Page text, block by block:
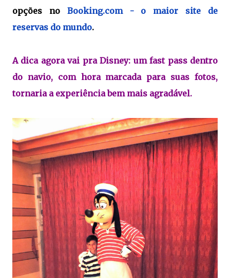
opções no Booking.com - o maior site de
reservas do mundo.
A dica agora vai pra Disney: um fast pass dentro
do navio, com hora marcada para suas fotos,
tornaria a experiência bem mais agradável.